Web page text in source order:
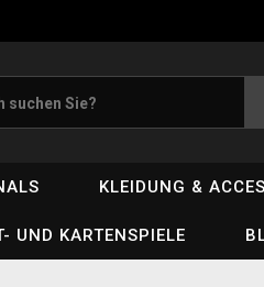
KLEIDUNG &
UND KARTENSPIELE